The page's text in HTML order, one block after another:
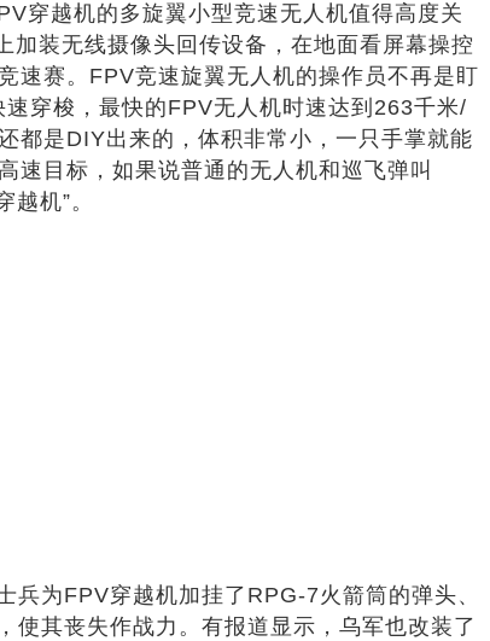
穿越机的多旋翼小型竞速无人机值得高度关
加装无线摄像头回传设备，在地面看屏幕操控
赛。FPV竞速旋翼无人机的操作员不再是盯
穿梭，最快的FPV无人机时速达到263千米/
都是DIY出来的，体积非常小，一只手掌就能
速目标，如果说普通的无人机和巡飞弹叫
机”。
为FPV穿越机加挂了RPG-7火箭筒的弹头、
其丧失作战力。有报道显示，乌军也改装了